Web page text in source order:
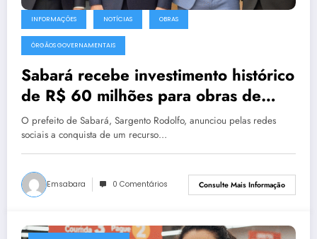
INFORMAÇÕES NOTÍCIAS OBRAS
ÓRGÃOS GOVERNAMENTAIS
Sabará recebe investimento histórico
de R$ 60 milhões para obras de
contenção e segurança urbana
O prefeito de Sabará, Sargento Rodolfo, anunciou pelas redes
sociais a conquista de um recurso…
Emsabara 0 Comentários Consulte Mais Informação